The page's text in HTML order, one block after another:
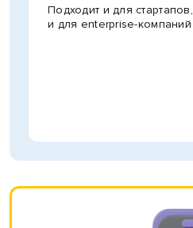
Подходит и для стартапов,
и для enterprise-компаний